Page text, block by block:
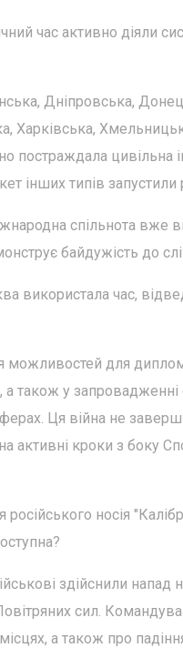
час активно діяли
Дніпровська,
Харківська,
постраждала цивільна
інших типів
спільнота вже
байдужість до
час,
для
а також у
Ця війна не
активні кроки з боку
носія
здійснили
сил.
а також про